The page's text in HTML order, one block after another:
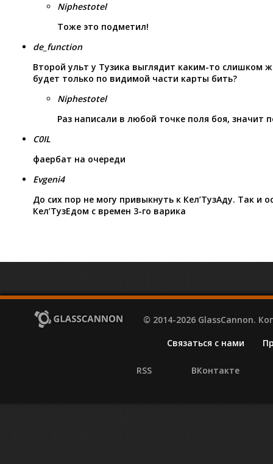
Niphestotel
Тоже это подметил!
de_function
Второй ульт у Тузика выглядит каким-то
будет только по видимой части карты бить?
Niphestotel
Раз написали в любой точке поля боя, значит
C0IL
фаербат на очереди
Evgeni4
До сих пор не могу привыкнуть к Кел’ТузАду. Так и
Кел’ТузЕдом с времен 3-го варика
© 2014-2026 GlassCannon.
Связаться с нами
RSS ВКонтакте